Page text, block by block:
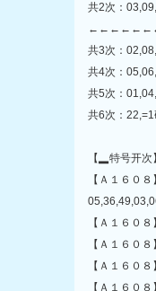
共2次：
共3次：
共4次：
共5次：
共6次：22,=1
【▂特号开
【Ａ１
【Ａ１
【Ａ１
【Ａ１
【Ａ１